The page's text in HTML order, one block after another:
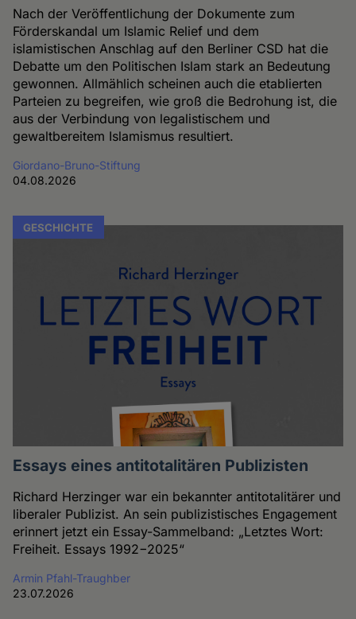
Nach der Veröffentlichung der Dokumente zum
Förderskandal um Islamic Relief und dem
islamistischen Anschlag auf den Berliner CSD hat die
Debatte um den Politischen Islam stark an Bedeutung
gewonnen. Allmählich scheinen auch die etablierten
Parteien zu begreifen, wie groß die Bedrohung ist, die
aus der Verbindung von legalistischem und
gewaltbereitem Islamismus resultiert.
Giordano-Bruno-Stiftung
04.08.2026
GESCHICHTE
Essays eines antitotalitären Publizisten
Richard Herzinger war ein bekannter antitotalitärer und
liberaler Publizist. An sein publizistisches Engagement
erinnert jetzt ein Essay-Sammelband: „Letztes Wort:
Freiheit. Essays 1992−2025“
Armin Pfahl-Traughber
23.07.2026